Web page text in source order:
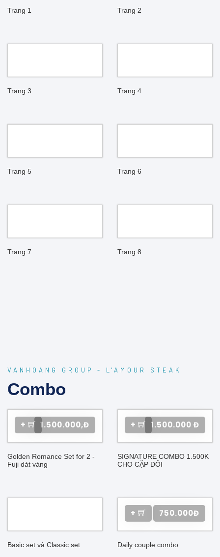
Trang 1 Trang 2
Trang 3 Trang 4
Trang 5 Trang 6
Trang 7 Trang 8
VANHOANG GROUP - L'AMOUR STEAK
Combo
1.500.000,Đ
+
Golden Romance Set for 2 -
Fuji dát vàng
1.500.000 Đ
+
SIGNATURE COMBO 1.500K
CHO CẶP ĐÔI
Basic set và Classic set
750.000Đ
+
Daily couple combo